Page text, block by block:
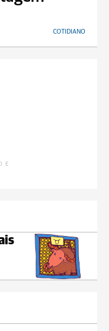
COTIDIANO